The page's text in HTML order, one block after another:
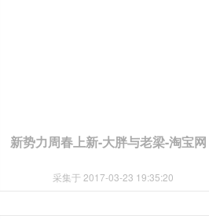
新势力周春上新-大胖与老梁-淘宝网
采集于 2017-03-23 19:35:20